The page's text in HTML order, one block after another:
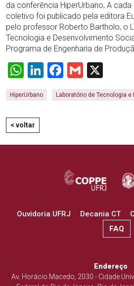
da conferência HiperUrbano, A
coletivo foi publicado pela editora
pelo professor Roberto Bartholo, o
Tecnologia e Desenvolvimento
Programa de Engenharia de
WhatsApp
LinkedIn
Facebook
Gmail
HiperUrbano Laboratório de Tecnologia
< voltar
Ouvidoria UFRJ Decania CT
FAQ
Endereço
Av. Horácio Macedo, 2030 - Cidade